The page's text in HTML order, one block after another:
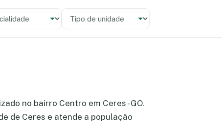
unidade
no bairro Centro em Ceres - GO.
de Ceres e atende a população